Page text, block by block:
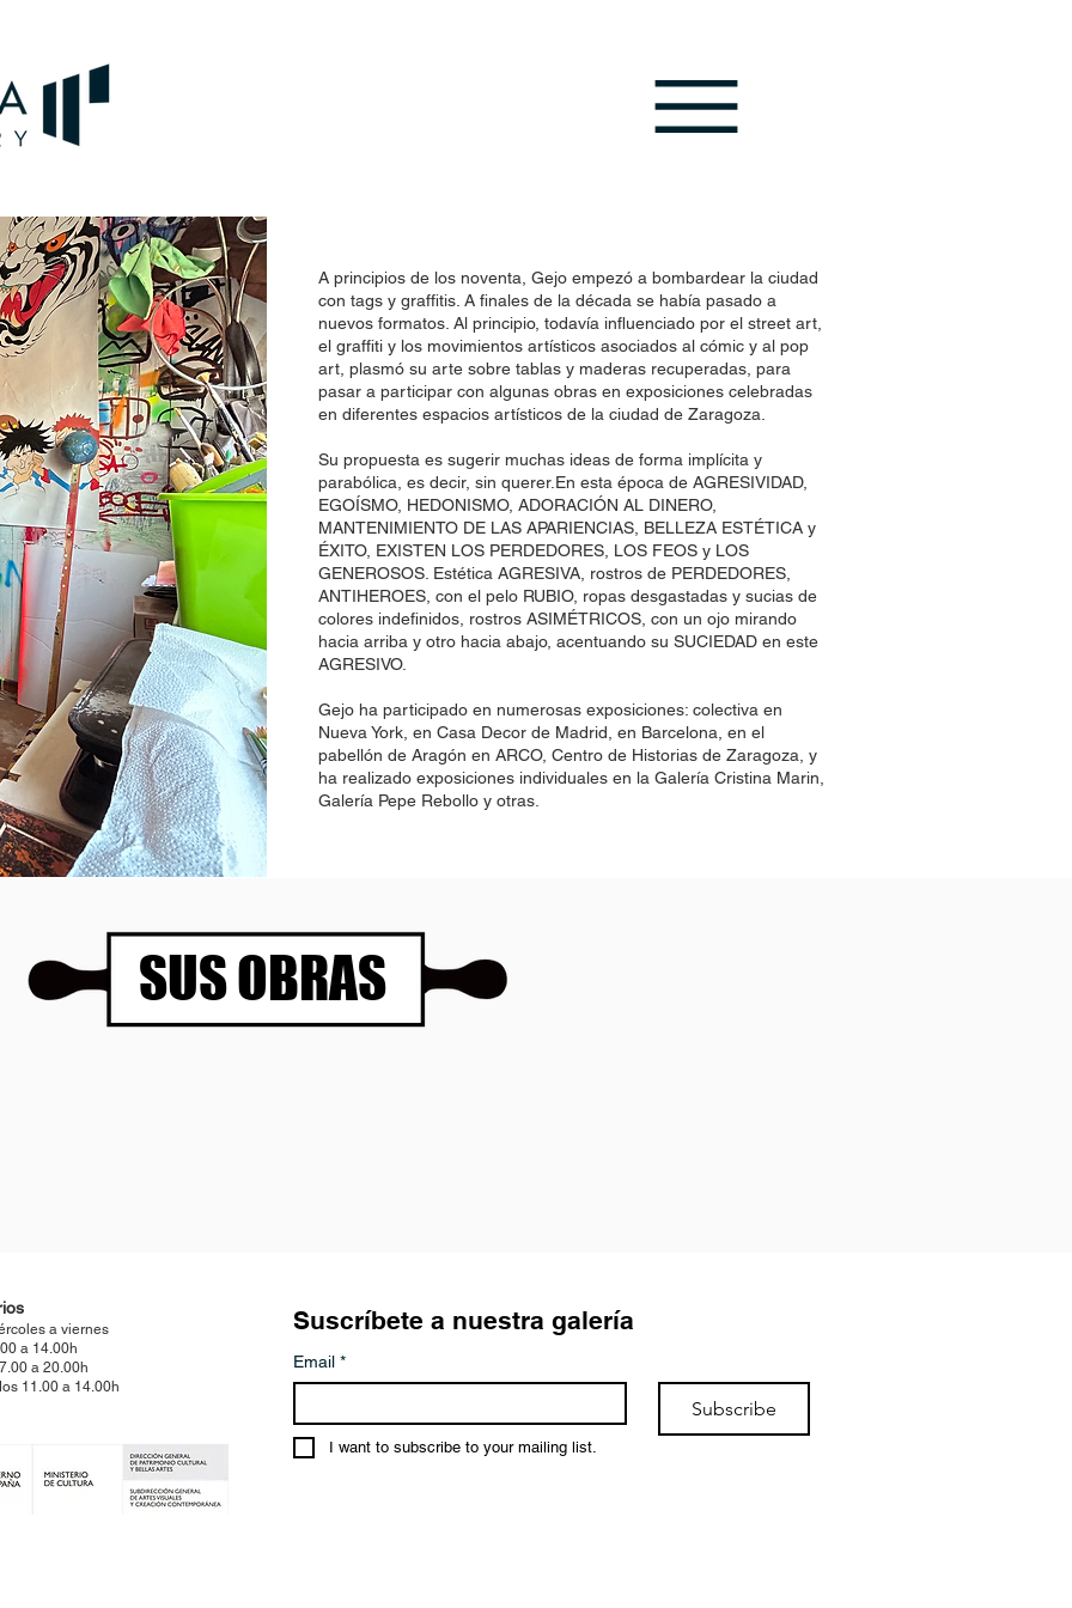
A principios de los noventa, Gejo empezó a bombardear la ciudad
con tags y graffitis. A finales de la década se había pasado a
nuevos formatos. Al principio, todavía influenciado por el street art,
el graffiti y los movimientos artísticos asociados al cómic y al pop
art, plasmó su arte sobre tablas y maderas recuperadas, para
pasar a participar con algunas obras en exposiciones celebradas
en diferentes espacios artísticos de la ciudad de Zaragoza.
Su propuesta es sugerir muchas ideas de forma implícita y
parabólica, es decir, sin querer.En esta época de AGRESIVIDAD,
EGOÍSMO, HEDONISMO, ADORACIÓN AL DINERO,
MANTENIMIENTO DE LAS APARIENCIAS, BELLEZA ESTÉTICA y
ÉXITO, EXISTEN LOS PERDEDORES, LOS FEOS y LOS
GENEROSOS. Estética AGRESIVA, rostros de PERDEDORES,
ANTIHEROES, con el pelo RUBIO, ropas desgastadas y sucias de
colores indefinidos, rostros ASIMÉTRICOS, con un ojo mirando
hacia arriba y otro hacia abajo, acentuando su SUCIEDAD en este
AGRESIVO.
Gejo ha participado en numerosas exposiciones: colectiva en
Nueva York, en Casa Decor de Madrid, en Barcelona, en el
pabellón de Aragón en ARCO, Centro de Historias de Zaragoza, y
ha realizado exposiciones individuales en la Galería Cristina Marin,
Galería Pepe Rebollo y otras.
SUS OBRAS
a viernes
a 14.00h
a 20.00h
11.00 a 14.00h
Suscríbete a nuestra galería
Email *
Subscribe
I want to subscribe to your mailing list.